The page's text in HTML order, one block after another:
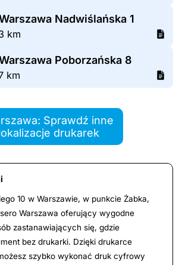
Nadwiślańska 1
km
Poborzańska 8
km
Sprawdź inne
drukarek
10 w Warszawie, w punkcie Żabka,
Warszawa oferujący wygodne
zastanawiających się, gdzie
bez drukarki. Dzięki drukarce
szybko wykonać druk cyfrowy